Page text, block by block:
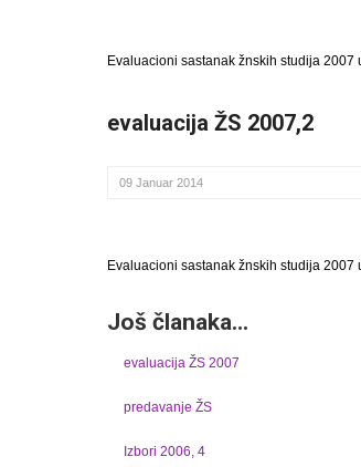
Evaluacioni sastanak žnskih studija 2007
evaluacija ŽS 2007,2
09 Januar 2014
Evaluacioni sastanak žnskih studija 2007
Još članaka...
evaluacija ŽS 2007
predavanje ŽS
Izbori 2006, 4